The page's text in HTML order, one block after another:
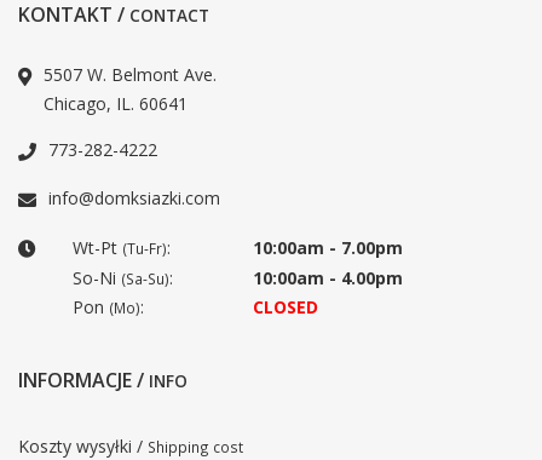
KONTAKT / CONTACT
5507 W. Belmont Ave.
Chicago, IL. 60641
773-282-4222
info@domksiazki.com
Wt-Pt (Tu-Fr):
10:00am - 7.00pm
So-Ni (Sa-Su):
10:00am - 4.00pm
Pon (Mo): CLOSED
INFORMACJE / INFO
Koszty wysyłki / Shipping cost